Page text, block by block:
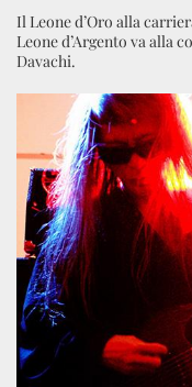
Il Leone d’Oro alla
Leone d’Argento va alla
Davachi.